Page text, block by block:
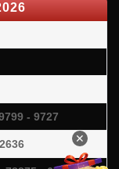
- 9727
✕